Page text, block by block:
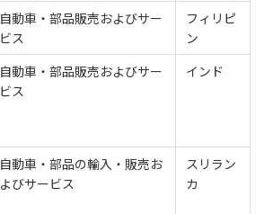
自動車・部品販売およびサー
ビス
フィリピ
ン
自動車・部品販売およびサー
ビス
インド
自動車・部品の輸入・販売お
よびサービス
スリラン
カ